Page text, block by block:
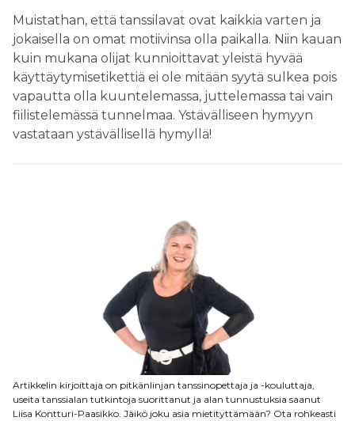
Muistathan, että tanssilavat ovat kaikkia varten ja
jokaisella on omat motiivinsa olla paikalla. Niin kauan
kuin mukana olijat kunnioittavat yleistä hyvää
käyttäytymisetikettiä ei ole mitään syytä sulkea pois
vapautta olla kuuntelemassa, juttelemassa tai vain
fiilistelemässä tunnelmaa. Ystävälliseen hymyyn
vastataan ystävällisellä hymyllä!
Artikkelin kirjoittaja on pitkänlinjan tanssinopettaja ja -kouluttaja,
useita tanssialan tutkintoja suorittanut ja alan tunnustuksia saanut
Liisa Kontturi-Paasikko. Jäikö joku asia mietityttämään? Ota rohkeasti